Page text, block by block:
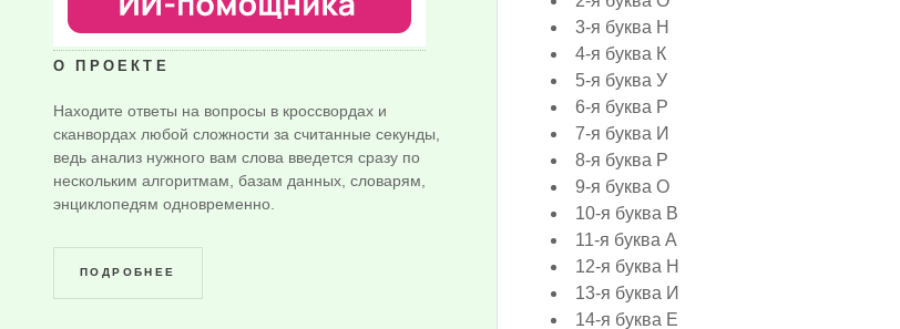
3-я буква Н
4-я буква К
5-я буква У
6-я буква Р
7-я буква И
8-я буква Р
9-я буква О
10-я буква В
11-я буква А
12-я буква Н
13-я буква И
14-я буква Е
О ПРОЕКТЕ
Находите ответы на вопросы в кроссвордах и
сканвордах любой сложности за считанные секунды,
ведь анализ нужного вам слова введется сразу по
нескольким алгоритмам, базам данных, словарям,
энциклопедям одновременно.
ПОДРОБНЕЕ